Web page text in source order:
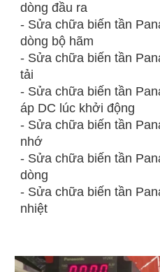
dòng đầu ra
- Sửa chữa biến tần
dòng bộ hãm
- Sửa chữa biến tần
tải
- Sửa chữa biến tần
áp DC lúc khởi động
- Sửa chữa biến tần
nhớ
- Sửa chữa biến tần
dòng
- Sửa chữa biến tần
nhiệt